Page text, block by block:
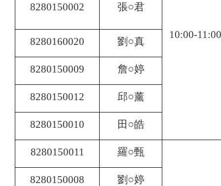
10:00-11:00
8280150002 張○君
8280160020 劉○真
8280150009 詹○婷
8280150012 邱○薰
8280150010 田○皓
8280150011 羅○甄
8280150008 劉○婷